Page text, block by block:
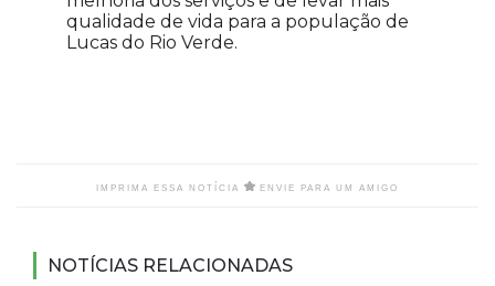
qualidade de vida para a população de
Lucas do Rio Verde.
IMPRIMA ESSA NOTÍCIA ENVIE PARA UM AMIGO
NOTÍCIAS RELACIONADAS